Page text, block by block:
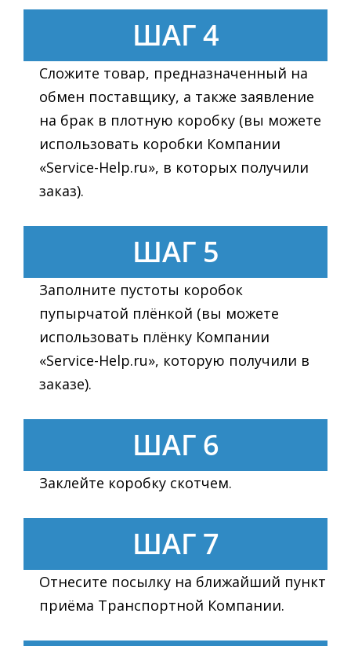
ШАГ 4
Сложите товар, предназначенный на
обмен поставщику, а также заявление
на брак в плотную коробку (вы можете
использовать коробки Компании
«Service-Help.ru», в которых получили
заказ).
ШАГ 5
Заполните пустоты коробок
пупырчатой плёнкой (вы можете
использовать плёнку Компании
«Service-Help.ru», которую получили в
заказе).
ШАГ 6
Заклейте коробку скотчем.
ШАГ 7
Отнесите посылку на ближайший пункт
приёма Транспортной Компании.